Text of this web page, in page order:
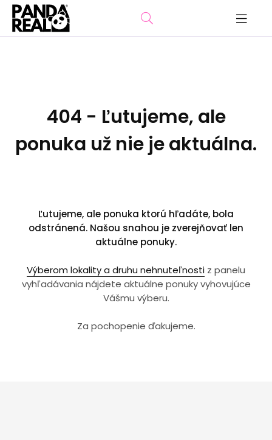
404 - Ľutujeme, ale
ponuka už nie je aktuálna.
Ľutujeme, ale ponuka ktorú hľadáte, bola
odstránená. Našou snahou je zverejňovať len
aktuálne ponuky.
Výberom lokality a druhu nehnuteľnosti z panelu
vyhľadávania nájdete aktuálne ponuky vyhovujúce
Vášmu výberu.
Za pochopenie ďakujeme.